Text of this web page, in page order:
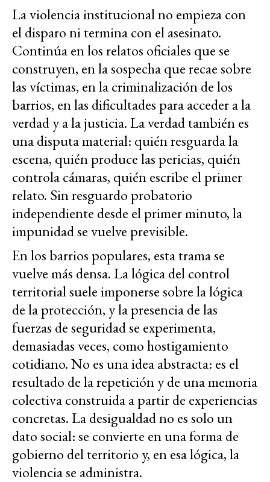
La violencia institucional no empieza con
el disparo ni termina con el asesinato.
Continúa en los relatos oficiales que se
construyen, en la sospecha que recae sobre
las víctimas, en la criminalización de los
barrios, en las dificultades para acceder a la
verdad y a la justicia. La verdad también es
una disputa material: quién resguarda la
escena, quién produce las pericias, quién
controla cámaras, quién escribe el primer
relato. Sin resguardo probatorio
independiente desde el primer minuto, la
impunidad se vuelve previsible.
En los barrios populares, esta trama se
vuelve más densa. La lógica del control
territorial suele imponerse sobre la lógica
de la protección, y la presencia de las
fuerzas de seguridad se experimenta,
demasiadas veces, como hostigamiento
cotidiano. No es una idea abstracta: es el
resultado de la repetición y de una memoria
colectiva construida a partir de experiencias
concretas. La desigualdad no es solo un
dato social: se convierte en una forma de
gobierno del territorio y, en esa lógica, la
violencia se administra.